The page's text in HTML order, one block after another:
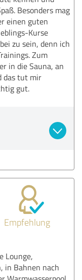
Besonders mag
einen guten
Kurse
zu sein, denn ich
Zum
in die Sauna, an
das tut mir
gut.
Empfehlung
Lounge,
in Bahnen nach